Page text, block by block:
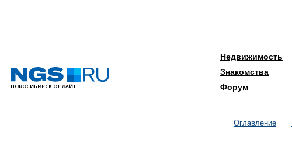
Недвижимость
Знакомства
Форум
Оглавление